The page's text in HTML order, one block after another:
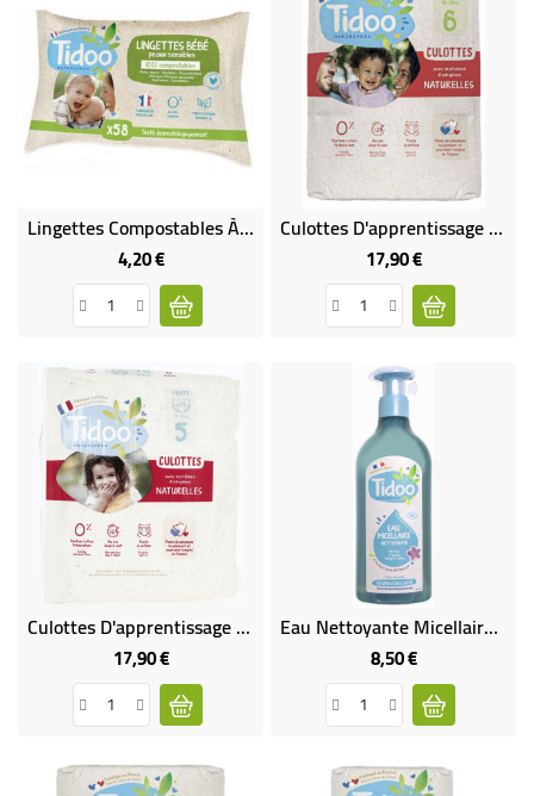
Lingettes Compostables À Domicile, Sans Parfum Au Calendula Bio
4,20 €Prix
Culottes D'apprentissage Écologiques T6 (16-30 Kg) X26
17,90 €Prix
Culottes D'apprentissage Écologiques T5 (12-18 Kg) X28
17,90 €Prix
Eau Nettoyante Micellaire À L'Extrait De Lin Bio - 500 Ml
8,50 €Prix